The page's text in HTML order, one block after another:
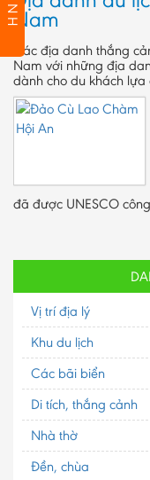
Nam
Các địa danh thắng
Nam với những địa
dành cho du khách lựa
đã được UNESCO
Vị trí địa lý
Khu du lịch
Các bãi biển
Di tích, thắng cảnh
Nhà thờ
Đền, chùa